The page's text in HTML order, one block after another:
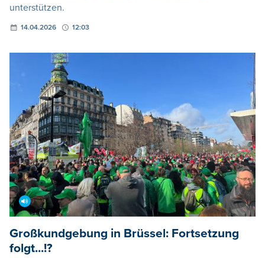
unterstützen.
14.04.2026 12:03
Großkundgebung in Brüssel: Fortsetzung
folgt...!?